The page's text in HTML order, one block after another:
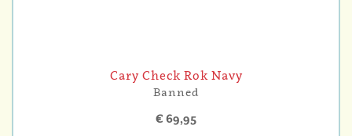
Cary Check Rok Navy
Banned
€ 69,95